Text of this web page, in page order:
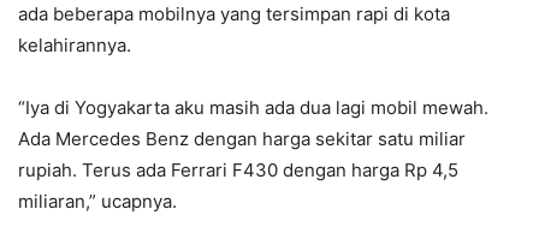
ada beberapa mobilnya yang tersimpan rapi di kota
kelahirannya.
“Iya di Yogyakarta aku masih ada dua lagi mobil mewah.
Ada Mercedes Benz dengan harga sekitar satu miliar
rupiah. Terus ada Ferrari F430 dengan harga Rp 4,5
miliaran,” ucapnya.